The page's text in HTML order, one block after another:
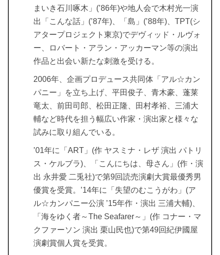
まいき石川啄木」(’86年)や地人会で木村光一演
出「こんな話」(’87年)、「島」(’88年)、TPT(シ
アタープロジェクト東京)でデヴィッド・ルヴォ
ー、ロバート・アラン・アッカーマン等の演出
作品と出会い新たな刺激を受ける。
2006年、企画プロデュース共同体「アル☆カン
パニー」を立ち上げ、平田俊子、青木豪、蓬莱
竜太、前田司郎、松田正隆、田村孝裕、三浦大
輔など時代を担う幅広い作家・演出家と様々な
試みに取り組んでいる。
’01年に「ART」(作 ヤスミナ・レザ 演出 パトリ
ス・ケルブラ)、「こんにちは、母さん」(作・演
出 永井愛 二兎社)で第9回読売演劇大賞最優秀男
優賞を受賞。’14年に「失望のむこうがわ」(ア
ル☆カンパニー公演 ’15年作・演出 三浦大輔)、
「海をゆく者～The Seafarer～」(作 コナー・マ
クファーソン 演出 栗山民也)で第49回紀伊國屋
演劇賞個人賞を受賞。